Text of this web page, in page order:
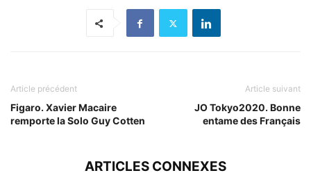
Article précédent
Figaro. Xavier Macaire
remporte la Solo Guy Cotten
Article suivant
JO Tokyo2020. Bonne
entame des Français
ARTICLES CONNEXES